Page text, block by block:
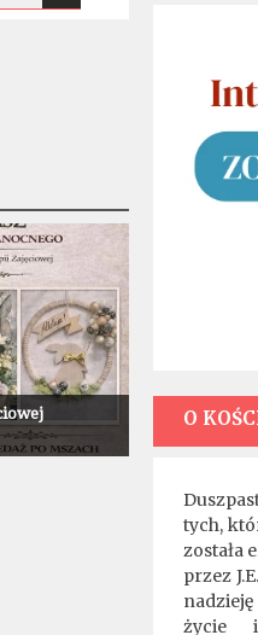
O
tych,
została
przez
życie i